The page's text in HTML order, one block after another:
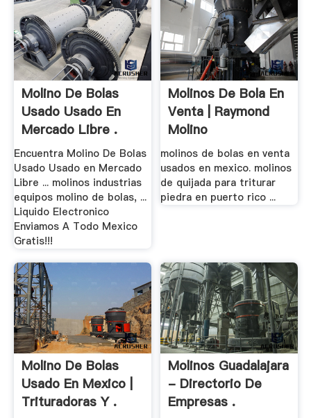
Molino De Bolas
Usado Usado En
Mercado Libre .
Encuentra Molino De Bolas
Usado Usado en Mercado
Libre ... molinos industrias
equipos molino de bolas, ...
Liquido Electronico
Enviamos A Todo Mexico
Gratis!!!
Molinos De Bola En
Venta | Raymond
Molino
molinos de bolas en venta
usados en mexico. molinos
de quijada para triturar
piedra en puerto rico ...
Molino De Bolas
Usado En Mexico |
Trituradoras Y .
Molinos Guadalajara
- Directorio De
Empresas .